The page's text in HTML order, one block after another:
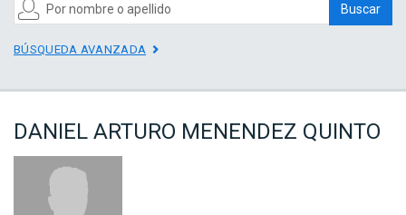
Buscar
BÚSQUEDA AVANZADA
DANIEL ARTURO MENENDEZ QUINTO